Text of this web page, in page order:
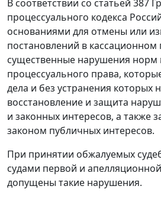
В соответствии со статьей 387
процессуального кодекса
основаниями для отмены или
постановлений в кассационном
существенные нарушения норм
процессуального права,
дела и без устранения которых
восстановление и защита
и законных интересов, а также
законом публичных интересов.
При принятии обжалуемых
судами первой и
допущены такие нарушения.